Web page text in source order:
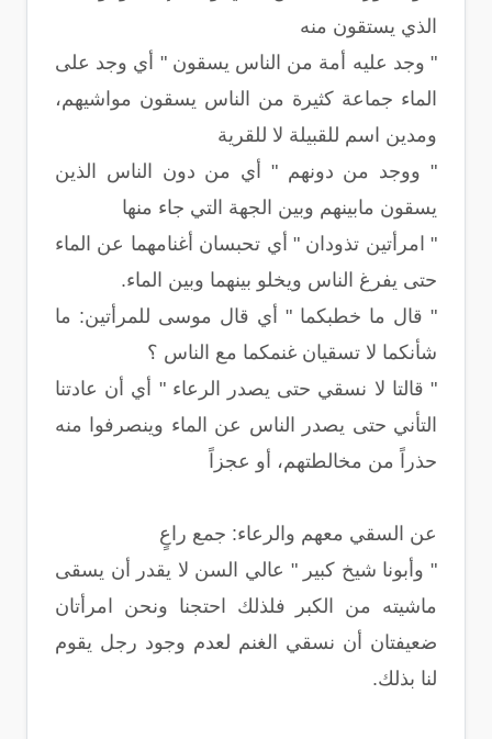
الذي يستقون منه
" وجد عليه أمة من الناس يسقون " أي وجد على
الماء جماعة كثيرة من الناس يسقون مواشيهم،
ومدين اسم للقبيلة لا للقرية
" ووجد من دونهم " أي من دون الناس الذين
يسقون مابينهم وبين الجهة التي جاء منها
" امرأتين تذودان " أي تحبسان أغنامهما عن الماء
حتى يفرغ الناس ويخلو بينهما وبين الماء.
" قال ما خطبكما " أي قال موسى للمرأتين: ما
شأنكما لا تسقيان غنمكما مع الناس ؟
" قالتا لا نسقي حتى يصدر الرعاء " أي أن عادتنا
التأني حتى يصدر الناس عن الماء وينصرفوا منه
حذراً من مخالطتهم، أو عجزاً
عن السقي معهم والرعاء: جمع راعٍ
" وأبونا شيخ كبير " عالي السن لا يقدر أن يسقى
ماشيته من الكبر فلذلك احتجنا ونحن امرأتان
ضعيفتان أن نسقي الغنم لعدم وجود رجل يقوم
لنا بذلك.